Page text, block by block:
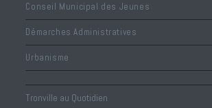
Conseil Municipal des Jeunes
Démarches Administratives
Urbanisme
Tronville au Quotidien